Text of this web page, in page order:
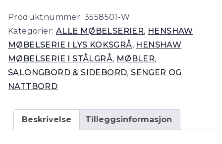
en
skuff
i
sort
(i
tre
antall
Produktnummer: 3558501-W
Kategorier: ALLE MØBELSERIER, HENSHAW
MØBELSERIE I LYS KOKSGRÅ, HENSHAW
MØBELSERIE I STÅLGRÅ, MØBLER,
SALONGBORD & SIDEBORD,SENGER OG
NATTBORD
Beskrivelse Tilleggsinformasjon